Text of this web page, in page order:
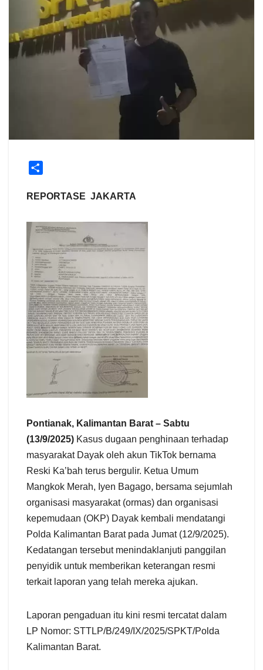
a
e
REPORTASE JAKARTA
Pontianak, Kalimantan Barat – Sabtu
(13/9/2025) Kasus dugaan penghinaan terhadap
masyarakat Dayak oleh akun TikTok bernama
Reski Ka’bah terus bergulir. Ketua Umum
Mangkok Merah, Iyen Bagago, bersama sejumlah
organisasi masyarakat (ormas) dan organisasi
kepemudaan (OKP) Dayak kembali mendatangi
Polda Kalimantan Barat pada Jumat (12/9/2025).
Kedatangan tersebut menindaklanjuti panggilan
penyidik untuk memberikan keterangan resmi
terkait laporan yang telah mereka ajukan.
Laporan pengaduan itu kini resmi tercatat dalam
LP Nomor: STTLP/B/249/IX/2025/SPKT/Polda
Kalimantan Barat.